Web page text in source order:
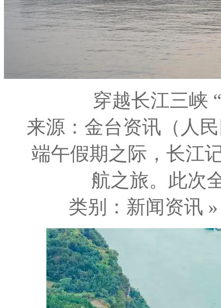
穿越长江三峡
来源：金台资讯（人
端午假期之际，长江
航之旅。此次
类别：新闻资